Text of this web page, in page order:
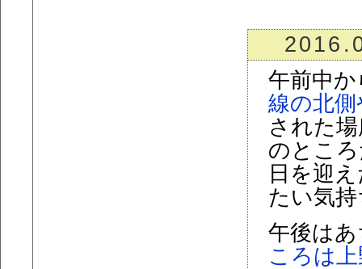
午前中
線の北
された
のとこ
日を迎
たい気
午後は
ころは